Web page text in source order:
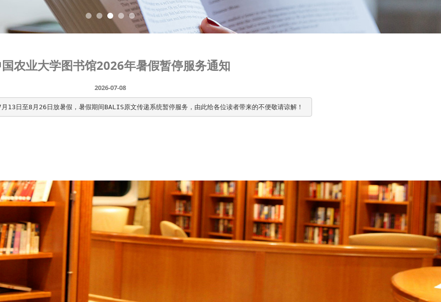
农业大学图书馆2026年暑假暂停服务通知
2026-07-08
13日至8月26日放暑假，暑假期间BALIS原文传递系统暂停服务，由此给各位读者带来的不便敬请谅解！